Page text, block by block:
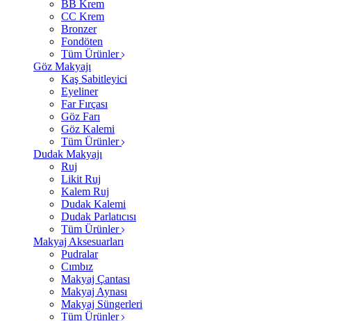
BB Krem
CC Krem
Bronzer
Fondöten
Tüm Ürünler
Göz Makyajı
Kaş Sabitleyici
Eyeliner
Far Fırçası
Göz Farı
Göz Kalemi
Tüm Ürünler
Dudak Makyajı
Ruj
Likit Ruj
Kalem Ruj
Dudak Kalemi
Dudak Parlatıcısı
Tüm Ürünler
Makyaj Aksesuarları
Pudralar
Cımbız
Makyaj Çantası
Makyaj Aynası
Makyaj Süngerleri
Tüm Ürünler